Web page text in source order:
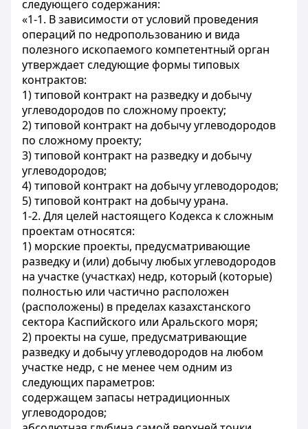
следующего содержания:
«1-1. В зависимости от условий проведения
операций по недропользованию и вида
полезного ископаемого компетентный орган
утверждает следующие формы типовых
контрактов:
1) типовой контракт на разведку и добычу
углеводородов по сложному проекту;
2) типовой контракт на добычу углеводородов
по сложному проекту;
3) типовой контракт на разведку и добычу
углеводородов;
4) типовой контракт на добычу углеводородов;
5) типовой контракт на добычу урана.
1-2. Для целей настоящего Кодекса к сложным
проектам относятся:
1) морские проекты, предусматривающие
разведку и (или) добычу любых углеводородов
на участке (участках) недр, который (которые)
полностью или частично расположен
(расположены) в пределах казахстанского
сектора Каспийского или Аральского моря;
2) проекты на суше, предусматривающие
разведку и добычу углеводородов на любом
участке недр, с не менее чем одним из
следующих параметров:
содержащем запасы нетрадиционных
углеводородов;